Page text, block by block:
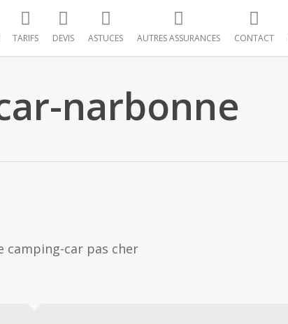
TARIFS DEVIS ASTUCES AUTRES ASSURANCES CONTACT
narbonne
camping-car pas cher